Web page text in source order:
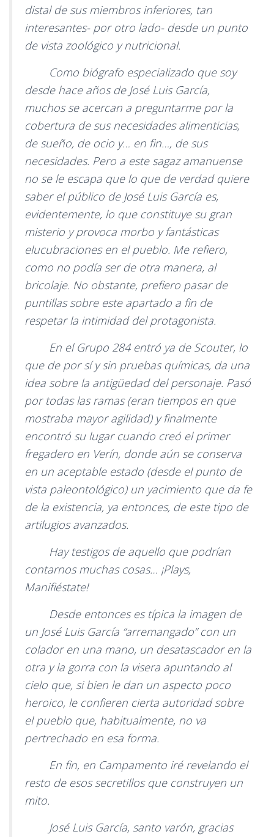
distal de sus miembros inferiores, tan
interesantes- por otro lado- desde un punto
de vista zoológico y nutricional.
Como biógrafo especializado que soy
desde hace años de José Luis García,
muchos se acercan a preguntarme por la
cobertura de sus necesidades alimenticias,
de sueño, de ocio y… en fin…, de sus
necesidades. Pero a este sagaz amanuense
no se le escapa que lo que de verdad quiere
saber el público de José Luis García es,
evidentemente, lo que constituye su gran
misterio y provoca morbo y fantásticas
elucubraciones en el pueblo. Me refiero,
como no podía ser de otra manera, al
bricolaje. No obstante, prefiero pasar de
puntillas sobre este apartado a fin de
respetar la intimidad del protagonista.
En el Grupo 284 entró ya de Scouter, lo
que de por sí y sin pruebas químicas, da una
idea sobre la antigüedad del personaje. Pasó
por todas las ramas (eran tiempos en que
mostraba mayor agilidad) y finalmente
encontró su lugar cuando creó el primer
fregadero en Verín, donde aún se conserva
en un aceptable estado (desde el punto de
vista paleontológico) un yacimiento que da fe
de la existencia, ya entonces, de este tipo de
artilugios avanzados.
Hay testigos de aquello que podrían
contarnos muchas cosas… ¡Plays,
Manifiéstate!
Desde entonces es típica la imagen de
un José Luis García “arremangado” con un
colador en una mano, un desatascador en la
otra y la gorra con la visera apuntando al
cielo que, si bien le dan un aspecto poco
heroico, le confieren cierta autoridad sobre
el pueblo que, habitualmente, no va
pertrechado en esa forma.
En fin, en Campamento iré revelando el
resto de esos secretillos que construyen un
mito.
José Luis García, santo varón, gracias